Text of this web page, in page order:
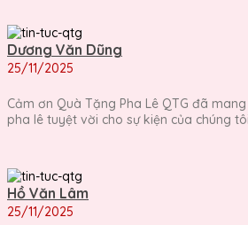
Dương Văn Dũng
25/11/2025
Cảm ơn Quà Tặng Pha Lê QTG đã
pha lê tuyệt vời cho sự kiện của chúng
Hồ Văn Lâm
25/11/2025